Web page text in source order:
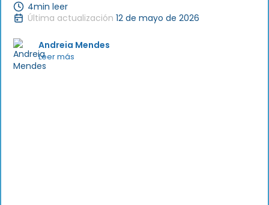
4min leer
Última actualización 12 de mayo de 2026
Andreia Mendes
Leer más